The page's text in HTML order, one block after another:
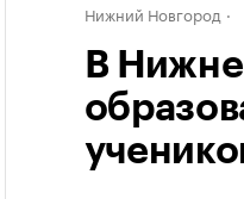
Нижний Новгород
В